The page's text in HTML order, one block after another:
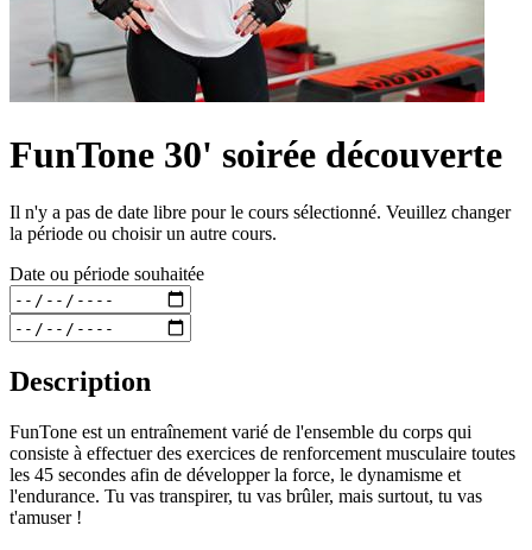
FunTone 30' soirée découverte
Il n'y a pas de date libre pour le cours sélectionné. Veuillez changer
la période ou choisir un autre cours.
Date ou période souhaitée
Description
FunTone est un entraînement varié de l'ensemble du corps qui
consiste à effectuer des exercices de renforcement musculaire toutes
les 45 secondes afin de développer la force, le dynamisme et
l'endurance. Tu vas transpirer, tu vas brûler, mais surtout, tu vas
t'amuser !